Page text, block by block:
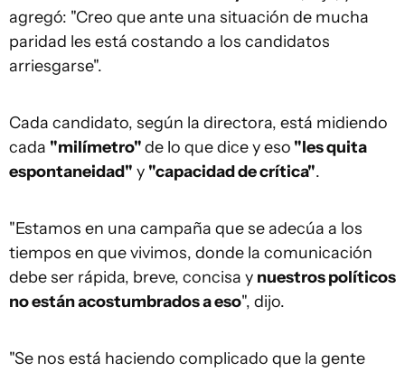
agregó: "Creo que ante una situación de mucha
paridad les está costando a los candidatos
arriesgarse".
Cada candidato, según la directora, está midiendo
cada "milímetro"de lo que dice y eso "les quita
espontaneidad" y "capacidad de crítica".
"Estamos en una campaña que se adecúa a los
tiempos en que vivimos, donde la comunicación
debe ser rápida, breve, concisa y nuestros políticos
no están acostumbrados a eso", dijo.
"Se nos está haciendo complicado que la gente